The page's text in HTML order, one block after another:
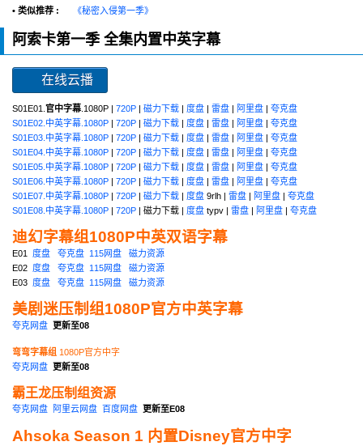
• 类似推荐 :
《秘密入侵第一季》
阿索卡第一季 全集内置中英字幕
在线云播
S01E01. 官中字幕 .1080P | 720P | 磁力下载 | 度盘 | 雷盘 | 阿里盘 | 夸克盘
S01E02.中英字幕.1080P | 720P | 磁力下载 | 度盘 | 雷盘 | 阿里盘 | 夸克盘
S01E03.中英字幕.1080P | 720P | 磁力下载 | 度盘 | 雷盘 | 阿里盘 | 夸克盘
S01E04.中英字幕.1080P | 720P | 磁力下载 | 度盘 | 雷盘 | 阿里盘 | 夸克盘
S01E05.中英字幕.1080P | 720P | 磁力下载 | 度盘 | 雷盘 | 阿里盘 | 夸克盘
S01E06.中英字幕.1080P | 720P | 磁力下载 | 度盘 | 雷盘 | 阿里盘 | 夸克盘
S01E07.中英字幕.1080P | 720P | 磁力下载 | 度盘 9rlh | 雷盘 | 阿里盘 | 夸克盘
S01E08.中英字幕.1080P | 720P | 磁力下载 | 度盘 typv | 雷盘 | 阿里盘 | 夸克盘
迪幻字幕组1080P中英双语字幕
E01 度盘 夸克盘 115网盘
磁力资源
E02 度盘 夸克盘 115网盘
磁力资源
E03 度盘 夸克盘 115网盘 磁力资源
美剧迷压制组1080P官方中英字幕
夸克网盘 更新至08
弯弯字幕组 1080P官方中字
夸克网盘 更新至08
霸王龙压制组资源
夸克网盘 阿里云网盘 百度网盘 更新至E08
Ahsoka Season 1 内置Disney官方中字